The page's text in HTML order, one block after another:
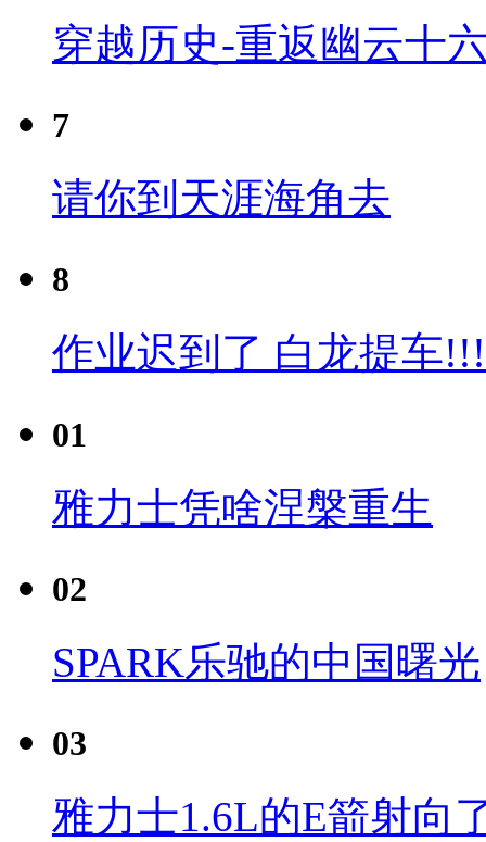
穿越历史-重返幽云十
7
请你到天涯海角去
8
作业迟到了 白龙提车
01
雅力士凭啥涅槃重生
02
SPARK乐驰的中国曙光
03
雅力士1.6L的E箭射向